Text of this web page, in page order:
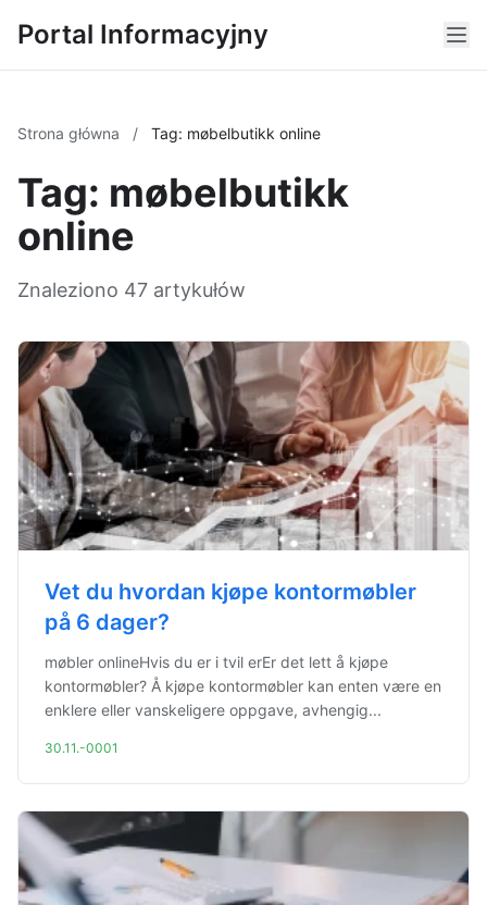
Portal Informacyjny
Strona główna / Tag: møbelbutikk online
Tag: møbelbutikk
online
Znaleziono 47 artykułów
Vet du hvordan kjøpe kontormøbler
på 6 dager?
møbler onlineHvis du er i tvil erEr det lett å kjøpe
kontormøbler? Å kjøpe kontormøbler kan enten være en
enklere eller vanskeligere oppgave, avhengig...
30.11.-0001